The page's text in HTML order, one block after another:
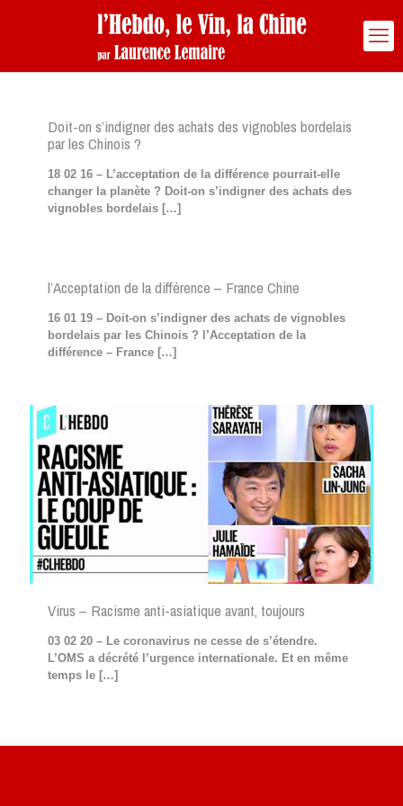
Doit-on s’indigner des achats des vignobles bordelais
par les Chinois ?
18 02 16 – L’acceptation de la différence pourrait-elle
changer la planète ? Doit-on s’indigner des achats des
vignobles bordelais […]
l’Acceptation de la différence – France Chine
16 01 19 – Doit-on s’indigner des achats de vignobles
bordelais par les Chinois ? l’Acceptation de la
différence – France […]
Virus – Racisme anti-asiatique avant, toujours
03 02 20 – Le coronavirus ne cesse de s’étendre.
L’OMS a décrété l’urgence internationale. Et en même
temps le […]